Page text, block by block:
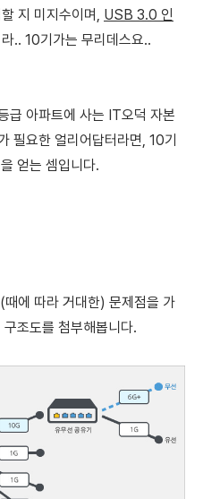
지 미지수이며, USB 3.0 인
라.. 10기가는 무리데스요..
급 아파트에 사는 IT오덕 자본
필요한 얼리어답터라면, 10기
얻는 셈입니다.
에 따라 거대한) 문제점을 가
조도를 첨부해봅니다.